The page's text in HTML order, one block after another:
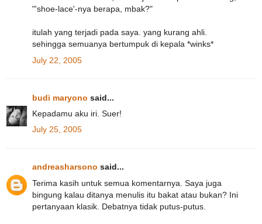
"'shoe-lace'-nya berapa, mbak?"
itulah yang terjadi pada saya. yang kurang ahli.
sehingga semuanya bertumpuk di kepala *winks*
July 22, 2005
budi maryono said...
Kepadamu aku iri. Suer!
July 25, 2005
andreasharsono said...
Terima kasih untuk semua komentarnya. Saya juga
bingung kalau ditanya menulis itu bakat atau bukan? Ini
pertanyaan klasik. Debatnya tidak putus-putus.